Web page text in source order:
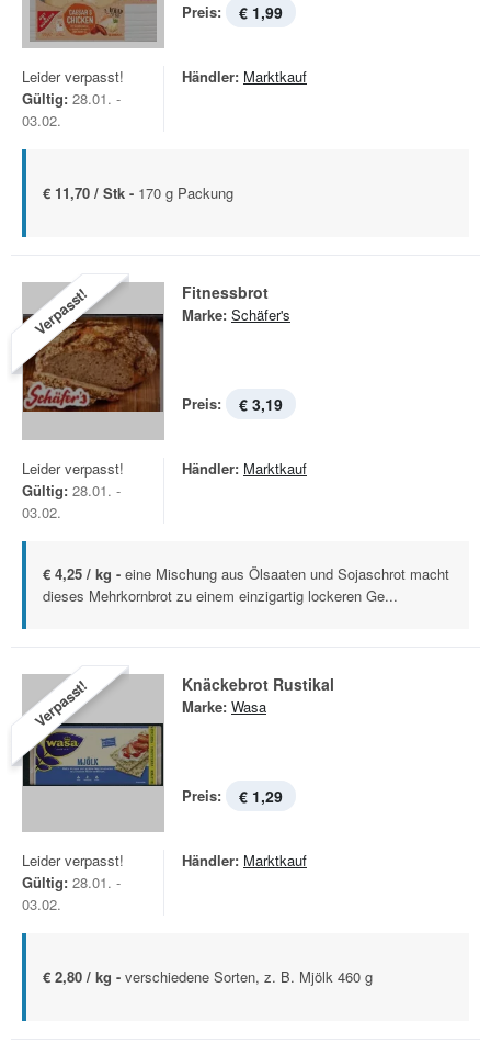
Preis: € 1,99
Leider verpasst!
Gültig: 28.01. -
03.02.
Händler: Marktkauf
€ 11,70 / Stk - 170 g Packung
Verpasst! Fitnessbrot
Marke: Schäfer's
Preis: € 3,19
Leider verpasst!
Gültig: 28.01. -
03.02.
Händler: Marktkauf
€ 4,25 / kg - eine Mischung aus Ölsaaten und Sojaschrot macht
dieses Mehrkornbrot zu einem einzigartig lockeren Ge...
Verpasst! Knäckebrot Rustikal
Marke: Wasa
Preis: € 1,29
Leider verpasst!
Gültig: 28.01. -
03.02.
Händler: Marktkauf
€ 2,80 / kg - verschiedene Sorten, z. B. Mjölk 460 g